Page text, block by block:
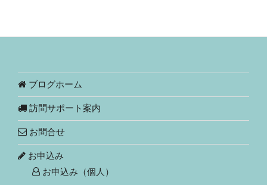
ブログホーム
訪問サポート案内
お問合せ
お申込み
お申込み（個人）